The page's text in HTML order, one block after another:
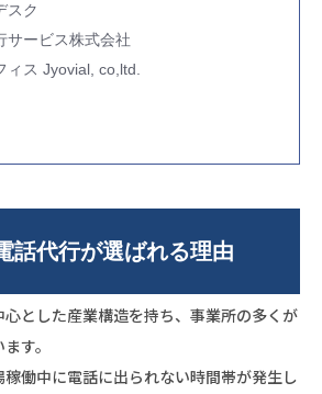
スク
サービス株式会社
ィス Jyovial, co,ltd.
話代行が選ばれる理由
とした産業構造を持ち、事業所の多くが
す。
働中に電話に出られない時間帯が発生し